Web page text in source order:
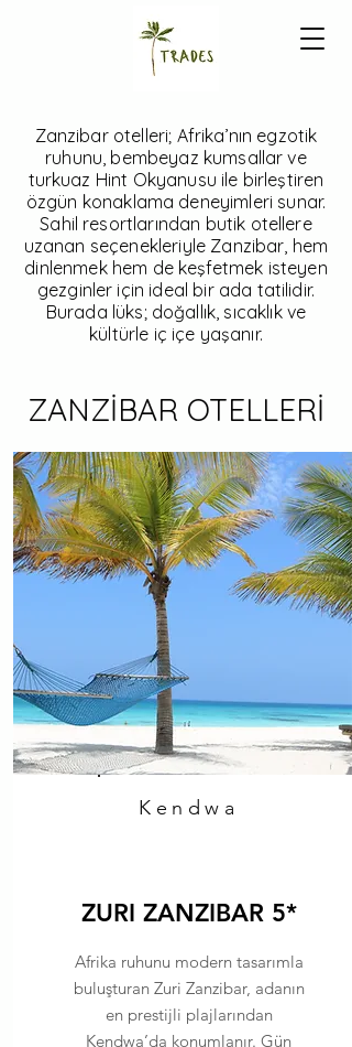
Zanzibar otelleri; Afrika’nın egzotik
ruhunu, bembeyaz kumsallar ve
turkuaz Hint Okyanusu ile birleştiren
özgün konaklama deneyimleri sunar.
Sahil resortlarından butik otellere
uzanan seçenekleriyle Zanzibar, hem
dinlenmek hem de keşfetmek isteyen
gezginler için ideal bir ada tatilidir.
Burada lüks; doğallık, sıcaklık ve
kültürle iç içe yaşanır.
ZANZİBAR OTELLERİ
Kendwa
ZURI ZANZIBAR 5*
Afrika ruhunu modern tasarımla
buluşturan Zuri Zanzibar, adanın
en prestijli plajlarından
Kendwa’da konumlanır. Gün